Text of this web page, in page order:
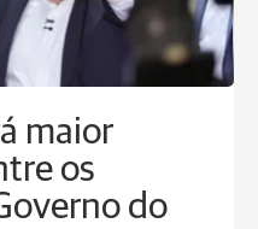
maior
os
do